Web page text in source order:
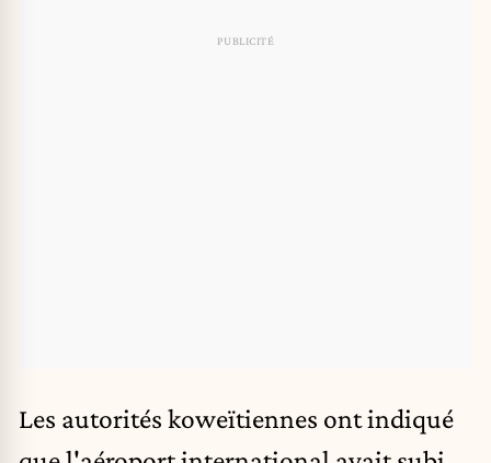
Les autorités koweïtiennes ont indiqué